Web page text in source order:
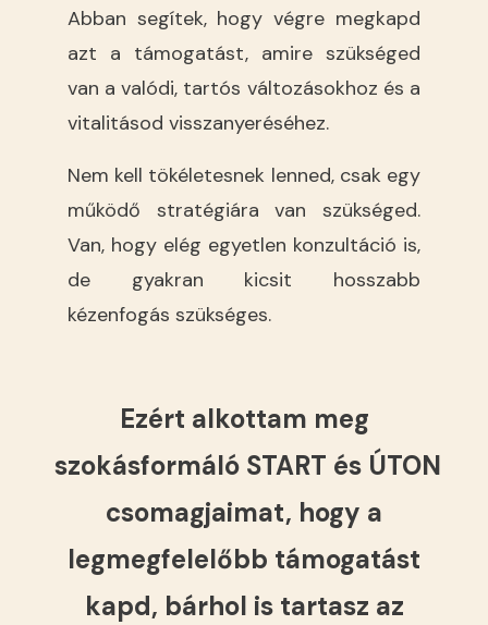
Abban segítek, hogy végre megkapd
azt a támogatást, amire szükséged
van a valódi, tartós változásokhoz és a
vitalitásod visszanyeréséhez.
Nem kell tökéletesnek lenned, csak egy
működő stratégiára van szükséged.
Van, hogy elég egyetlen konzultáció is,
de gyakran kicsit hosszabb
kézenfogás szükséges.
Ezért alkottam meg
szokásformáló START és ÚTON
csomagjaimat, hogy a
legmegfelelőbb támogatást
kapd, bárhol is tartasz az